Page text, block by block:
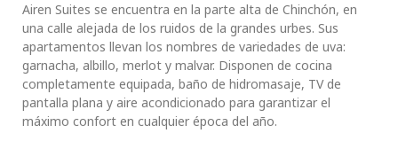
Airen Suites se encuentra en la parte alta de Chinchón, en
una calle alejada de los ruidos de la grandes urbes. Sus
apartamentos llevan los nombres de variedades de uva:
garnacha, albillo, merlot y malvar. Disponen de cocina
completamente equipada, baño de hidromasaje, TV de
pantalla plana y aire acondicionado para garantizar el
máximo confort en cualquier época del año.